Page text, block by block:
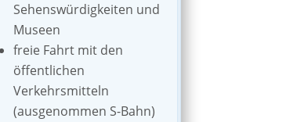
Sehenswürdigkeiten und
Museen
freie Fahrt mit den
öffentlichen
Verkehrsmitteln
(ausgenommen S-Bahn)